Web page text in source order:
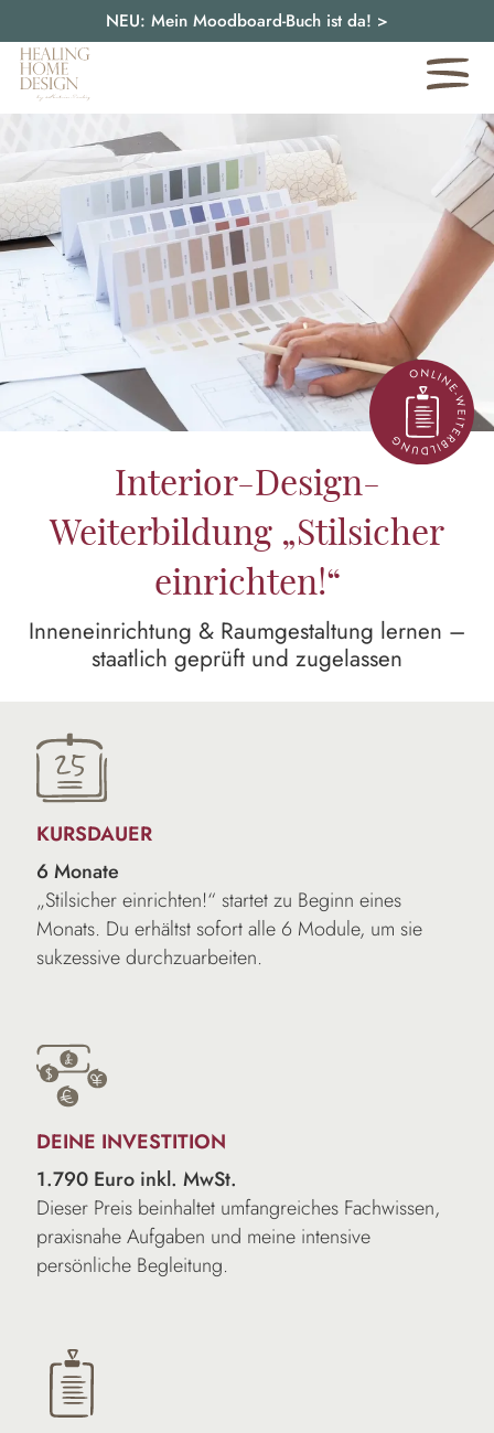
NEU: Mein Moodboard-Buch ist da! >
Interior-Design-
Weiterbildung „Stilsicher
einrichten!“
Inneneinrichtung & Raumgestaltung lernen –
staatlich geprüft und zugelassen
KURSDAUER
6 Monate
„Stilsicher einrichten!“ startet zu Beginn eines
Monats. Du erhältst sofort alle 6 Module, um sie
sukzessive durchzuarbeiten.
DEINE INVESTITION
1.790 Euro inkl. MwSt.
Dieser Preis beinhaltet umfangreiches Fachwissen,
praxisnahe Aufgaben und meine intensive
persönliche Begleitung.